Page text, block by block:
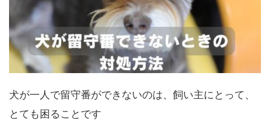
犬が一人で留守番ができないのは、飼い主にとって、
とても困ることです